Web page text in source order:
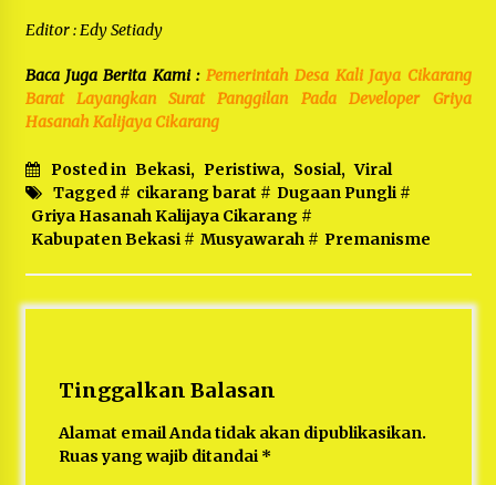
Editor : Edy Setiady
Baca Juga Berita Kami : Pemerintah Desa Kali Jaya Cikarang
Barat Layangkan Surat Panggilan Pada Developer Griya
Hasanah Kalijaya Cikarang
Posted in Bekasi, Peristiwa, Sosial, Viral
Tagged # cikarang barat # Dugaan Pungli#
Griya Hasanah Kalijaya Cikarang#
Kabupaten Bekasi# Musyawarah# Premanisme
Tinggalkan Balasan
Alamat email Anda tidak akan dipublikasikan.
Ruas yang wajib ditandai *